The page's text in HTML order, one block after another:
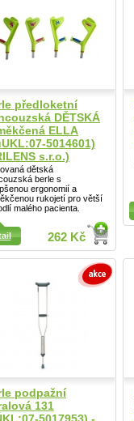
předloketní
DĚTSKÁ
ELLA
5014601)
s.r.o.)
dětská
berle s
ergonomií a
rukojetí pro větší
malého pacienta.
262 Kč
podpažní
131